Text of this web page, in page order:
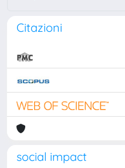
Citazioni
social impact